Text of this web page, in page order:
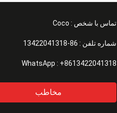
تماس با شخص : Coco
شماره تلفن : 86-13422041318
WhatsApp : +8613422041318
مخاطب